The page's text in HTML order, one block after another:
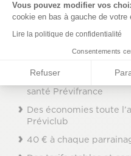
Vous pouvez modifier vos
cookie en bas à gauche de votre
Lire la politique de confidentialité
Consentements
Refuser
Tous les avantages
Fonction Publique
Profitez de plein
Des remboursements
santé Prévifrance
Des économies toute
Préviclub
40 € à chaque